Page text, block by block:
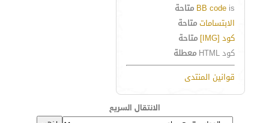
BB code is
متاحة
الابتساماتمتاحة
كود [IMG]
متاحة
كود HTML
معطلة
قوانين المنتدى
الانتقال السريع